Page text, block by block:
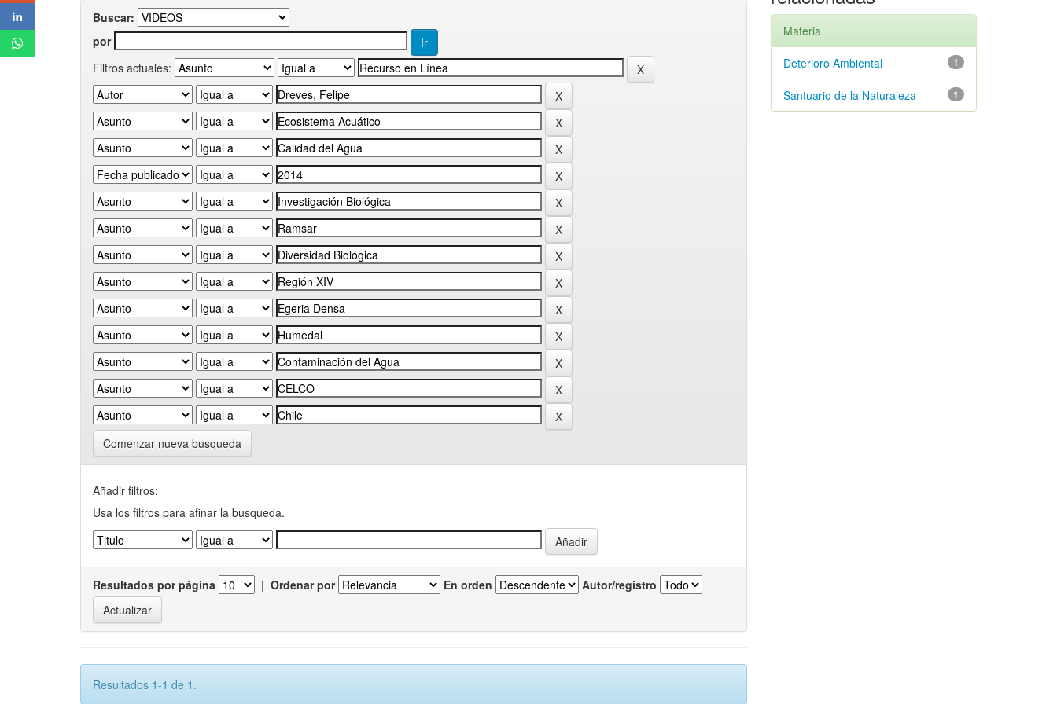
Buscar:
por
Filtros actuales:
Comenzar nueva busqueda
Añadir filtros:
Usa los filtros para afinar la busqueda.
Resultados por página | Ordenar por En orden Autor/registro
Resultados 1-1 de 1.
Materia
1
Deterioro Ambiental
1
Santuario de la Naturaleza